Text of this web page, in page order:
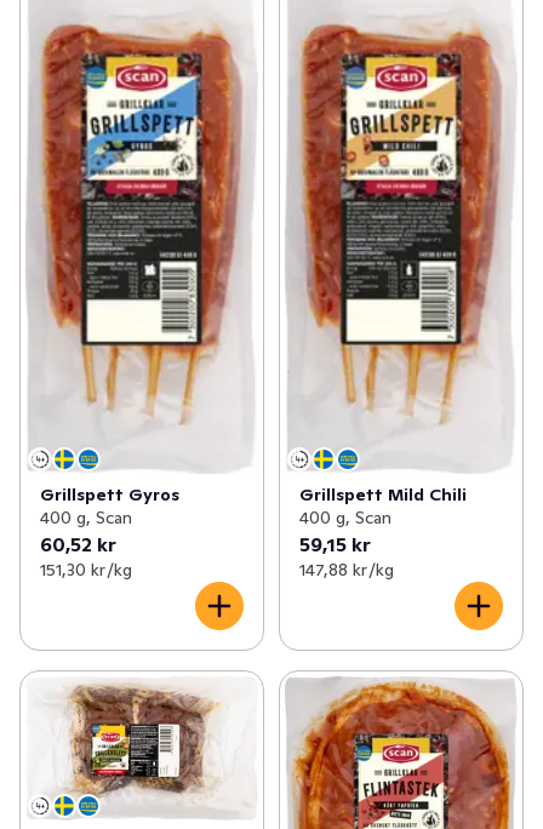
Grillspett Gyros
400 g, Scan
60,52 kr
151,30 kr /kg
Grillspett Mild Chili
400 g, Scan
59,15 kr
147,88 kr /kg